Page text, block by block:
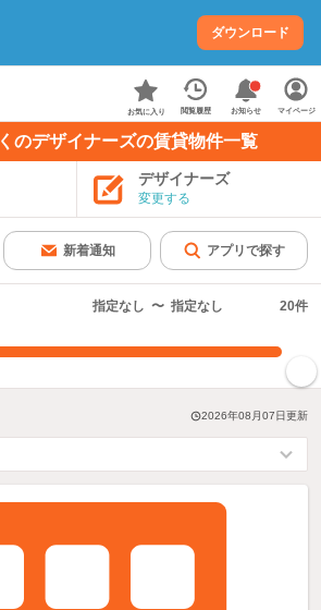
ダウンロード
お気に入り 閲覧履歴 お知らせ マイページ
のデザイナーズの賃貸物件一覧
デザイナーズ
変更する
新着通知 アプリで探す
指定なし 〜 指定なし 20件
2026年08月07日更新